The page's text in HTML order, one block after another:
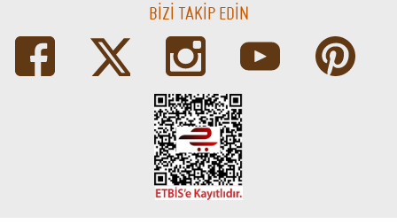
BİZİ TAKİP EDİN